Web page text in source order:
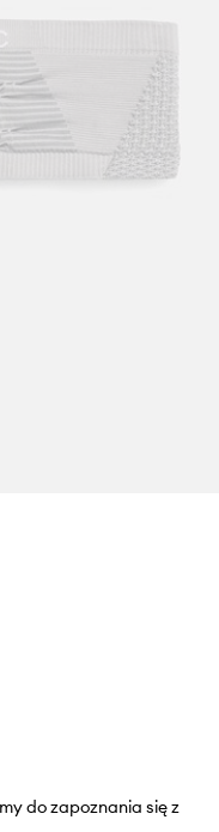
do zapoznania się z